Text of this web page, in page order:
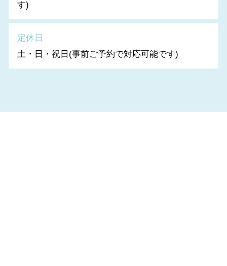
す)
定休日
土・日・祝日(事前ご予約で対応可能です)